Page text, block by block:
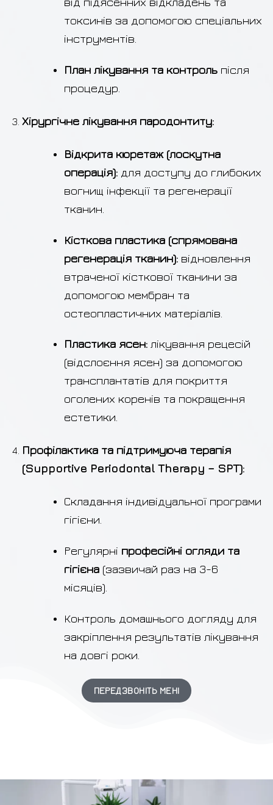
токсинів за допомогою спеціальних
інструментів.
План лікування та контрольпісля
процедур.
Хірургічне лікування пародонтиту:
Відкрита кюретаж (лоскутна
операція):для доступу до глибоких
вогнищ інфекції та регенерації
тканин.
Кісткова пластика (спрямована
регенерація тканин):відновлення
втраченої кісткової тканини за
допомогою мембран та
остеопластичних матеріалів.
Пластика ясен:лікування рецесій
(відслоєння ясен) за допомогою
трансплантатів для покриття
оголених коренів та покращення
естетики.
Профілактика та підтримуюча терапія
(Supportive Periodontal Therapy – SPT):
Складання індивідуальної програми
гігієни.
Регулярні професійні огляди та
гігієна(зазвичай раз на 3-6
місяців).
Контроль домашнього догляду для
закріплення результатів лікування
на довгі роки.
ПЕРЕДЗВОНІТЬ МЕНІ